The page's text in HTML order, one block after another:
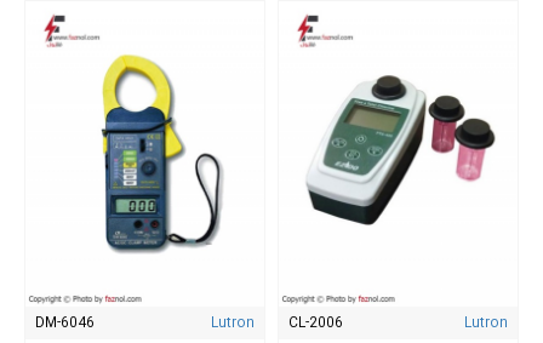
Lutron
CL-2006
Lutron
DM-6046